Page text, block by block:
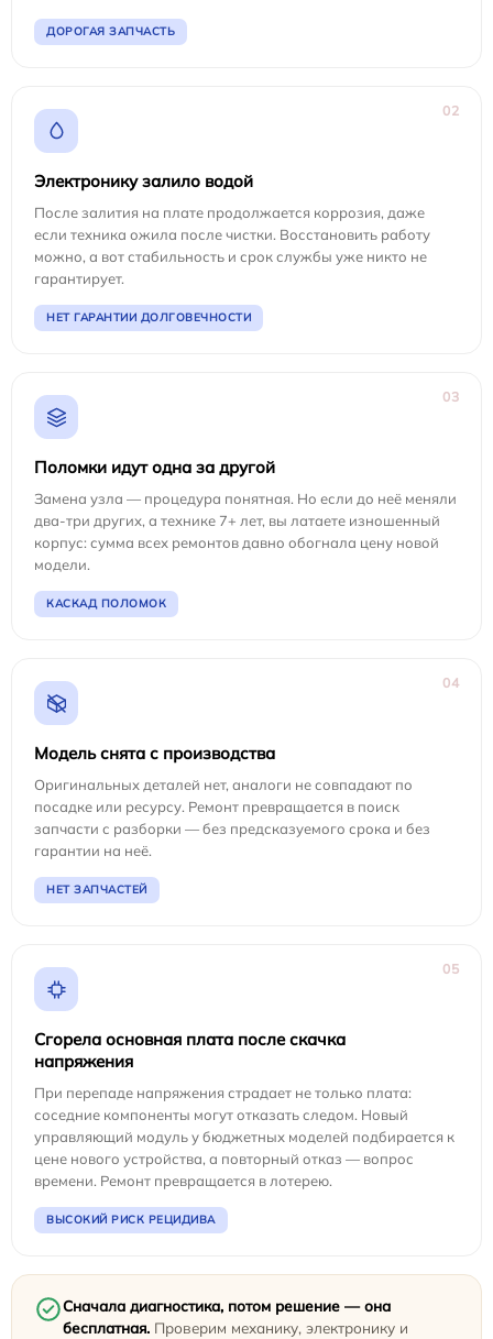
ДОРОГАЯ ЗАПЧАСТЬ
02
Электронику залило водой
После залития на плате продолжается коррозия, даже
если техника ожила после чистки. Восстановить работу
можно, а вот стабильность и срок службы уже никто не
гарантирует.
НЕТ ГАРАНТИИ ДОЛГОВЕЧНОСТИ
03
Поломки идут одна за другой
Замена узла — процедура понятная. Но если до неё меняли
два-три других, а технике 7+ лет, вы латаете изношенный
корпус: сумма всех ремонтов давно обогнала цену новой
модели.
КАСКАД ПОЛОМОК
04
Модель снята с производства
Оригинальных деталей нет, аналоги не совпадают по
посадке или ресурсу. Ремонт превращается в поиск
запчасти с разборки — без предсказуемого срока и без
гарантии на неё.
НЕТ ЗАПЧАСТЕЙ
05
Сгорела основная плата после скачка
напряжения
При перепаде напряжения страдает не только плата:
соседние компоненты могут отказать следом. Новый
управляющий модуль у бюджетных моделей подбирается к
цене нового устройства, а повторный отказ — вопрос
времени. Ремонт превращается в лотерею.
ВЫСОКИЙ РИСК РЕЦИДИВА
Сначала диагностика, потом решение — она
бесплатная. Проверим механику, электронику и